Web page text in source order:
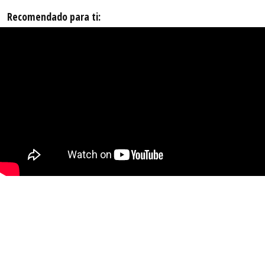
Recomendado para ti: